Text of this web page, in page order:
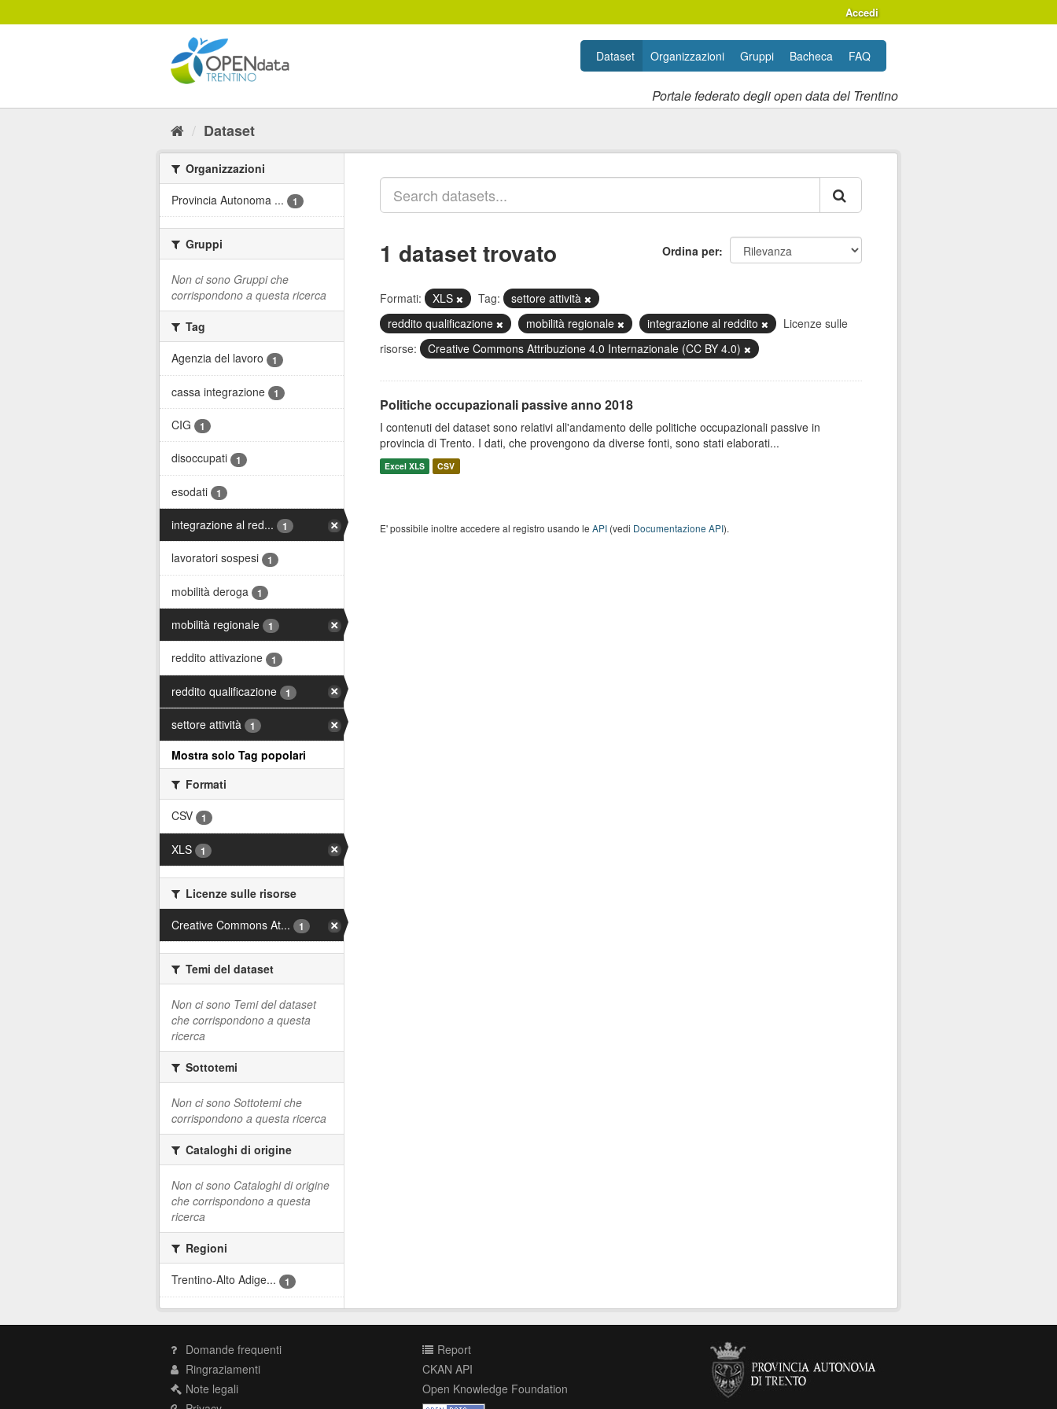
al
Accedi
Portale federato degli open data del Trentino
Dataset Organizzazioni Gruppi Bacheca FAQ
Dataset
Organizzazioni
Provincia Autonoma ...
1
Gruppi
Non ci sono Gruppi che
corrispondono a questa ricerca
Tag
Agenzia del lavoro
1
cassa integrazione 1
CIG 1
disoccupati 1
esodati 1
integrazione al red... 1
lavoratori sospesi 1
mobilità deroga 1
mobilità regionale 1
reddito attivazione 1
reddito qualificazione 1
settore attività 1
Mostra solo Tag popolari
Formati
CSV
1
XLS 1
Licenze sulle risorse
Creative Commons At...
1
Temi del dataset
Non ci sono Temi del dataset
che corrispondono a questa
ricerca
Sottotemi
Non ci sono Sottotemi che
corrispondono a questa ricerca
Cataloghi di origine
Non ci sono Cataloghi di origine
che corrispondono a questa
ricerca
Regioni
Trentino-Alto Adige...
1
Ordina per
1 dataset trovato
Formati: XLS Tag:
settore attività
reddito qualificazione
mobilità regionale integrazione al reddito
Licenze sulle
risorse:
Creative Commons Attribuzione 4.0 Internazionale (CC BY 4.0)
Politiche occupazionali passive anno 2018
I contenuti del dataset sono relativi all'andamento delle politiche occupazionali passive in
provincia di Trento. I dati, che provengono da diverse fonti, sono stati elaborati...
Excel XLS CSV
E' possibile inoltre accedere al registro usando le API(vedi Documentazione API).
Domande frequenti
Ringraziamenti
Note legali
Report
CKAN API
Open Knowledge Foundation